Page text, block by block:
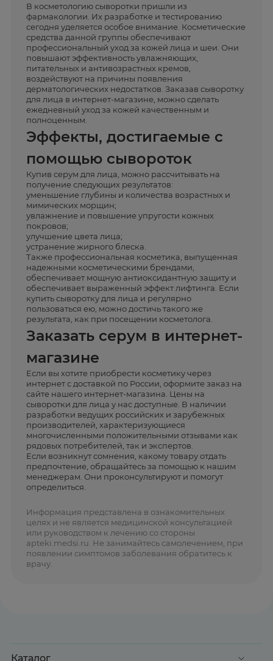
В косметологию сыворотки пришли из
фармакологии. Их разработке и тестированию
сегодня уделяется особое внимание. Косметические
средства данной группы обеспечивают
профессиональный уход за кожей лица и шеи. Они
повышают эффективность увлажняющих,
питательных и антивозрастных кремов,
воздействуют на причины появления
дерматологических недостатков. Заказав сыворотку
для лица в интернет-магазине, можно сделать
ежедневный уход за кожей качественным и
полноценным.
Эффекты, достигаемые с
помощью сывороток
Купив серум для лица, можно рассчитывать на
получение следующих результатов:
уменьшение глубины и количества возрастных и
мимических морщин;
увлажнение и повышение упругости кожных
покровов;
улучшение цвета лица;
устранение жирного блеска.
Также профессиональная косметика, выпущенная
надежными косметическими брендами,
обеспечивает мощную антиоксидантную защиту и
обеспечивает выраженный эффект лифтинга. Если
купить сыворотку для лица и регулярно
пользоваться ею, можно достичь такого же
результата, как при посещении косметолога.
Заказать серум в интернет-
магазине
Если вы хотите приобрести косметику через
интернет с доставкой по России, оформите заказ на
сайте нашего интернет-магазина. Цены на
сыворотки для лица у нас доступные. В наличии
разработки ведущих российских и зарубежных
производителей, характеризующиеся
многочисленными положительными отзывами как
рядовых потребителей, так и экспертов.
Если возникнут сомнения, какому товару отдать
предпочтение, обращайтесь за помощью к нашим
менеджерам. Они проконсультируют и помогут
определиться.
Информация представлена в ознакомительных
целях и не является медицинской консультацией
или руководством к лечению со стороны
apteki.medsi.ru. Не занимайтесь самолечением, при
появлении симптомов заболевания обратитесь к
врачу.
Каталог